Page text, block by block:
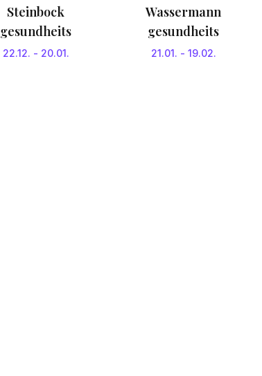
Steinbock
gesundheits
22.12. - 20.01.
Wassermann
gesundheits
21.01. - 19.02.